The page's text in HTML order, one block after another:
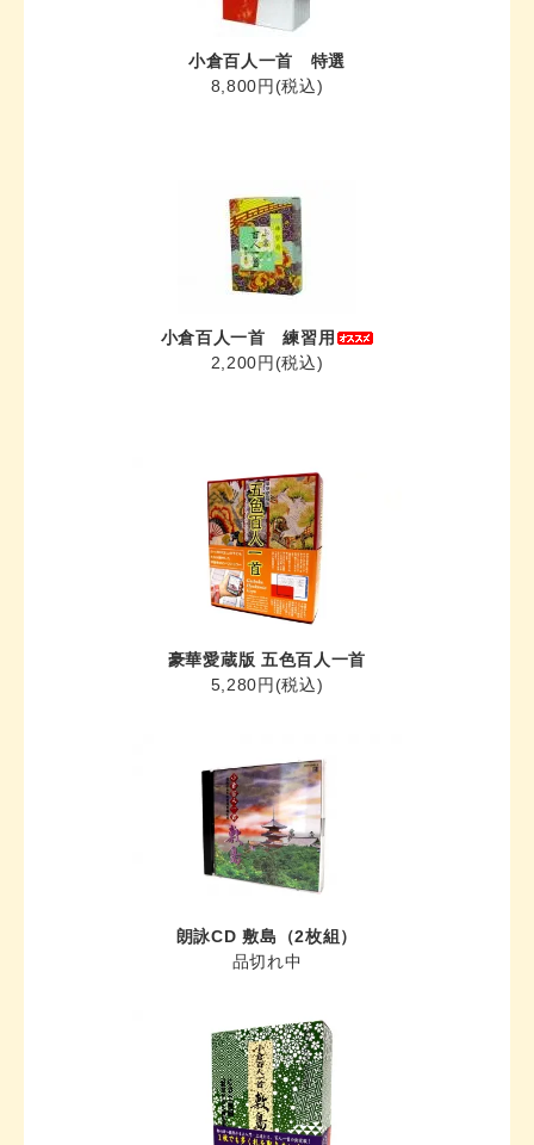
小倉百人一首 特選
8,800円(税込)
小倉百人一首 練習用
2,200円(税込)
豪華愛蔵版 五色百人一首
5,280円(税込)
朗詠CD 敷島（2枚組）
品切れ中